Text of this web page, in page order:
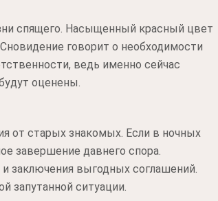
спящего. Насыщенный красный цвет
говорит о необходимости
ведь именно сейчас
оценены.
от старых знакомых. Если в ночных
завершение давнего спора.
и заключения выгодных соглашений.
запутанной ситуации.